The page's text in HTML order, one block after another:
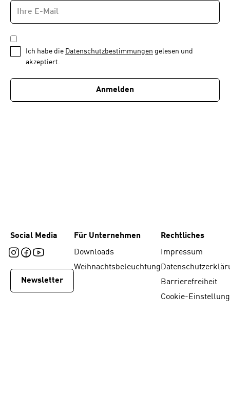
Newsletter
1
von
E-
MAIL-
ADRESSE
DATENSCHUTZBESTIMMUNGEN
*
Ich habe die Datenschutzbestimmungen gelesen und
akzeptiert.
Anmelden
Social Media
Newsletter
Für Unternehmen
Downloads
Weihnachtsbeleuchtung
Rechtliches
Impressum
Barrierefreiheit
Cookie-